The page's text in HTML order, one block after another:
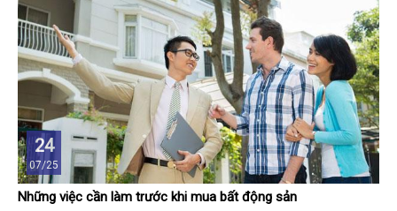
24
07/25
Những việc cần làm trước khi mua bất động sản